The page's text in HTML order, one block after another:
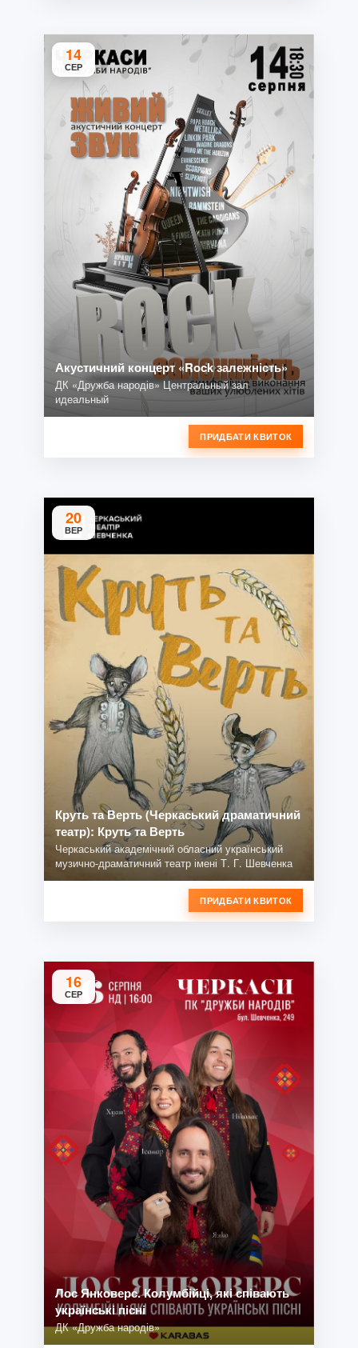
14
СЕР
Акустичний концерт «Rock залежність»
ДК «Дружба народів» Центральный зал
идеальный
ПРИДБАТИ КВИТОК
20
ВЕР
Круть та Верть (Черкаський драматичний
театр): Круть та Верть
Черкаський академічний обласний український
музично-драматичний театр імені Т. Г. Шевченка
ПРИДБАТИ КВИТОК
16
СЕР
Лос Янковерс. Колумбійці, які співають
українські пісні
ДК «Дружба народів»